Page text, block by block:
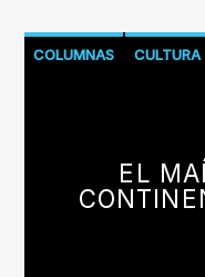
COLUMNAS CULTURA
EL